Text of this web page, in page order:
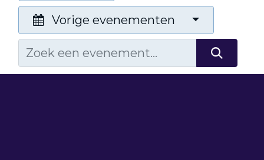
Vorige evenementen